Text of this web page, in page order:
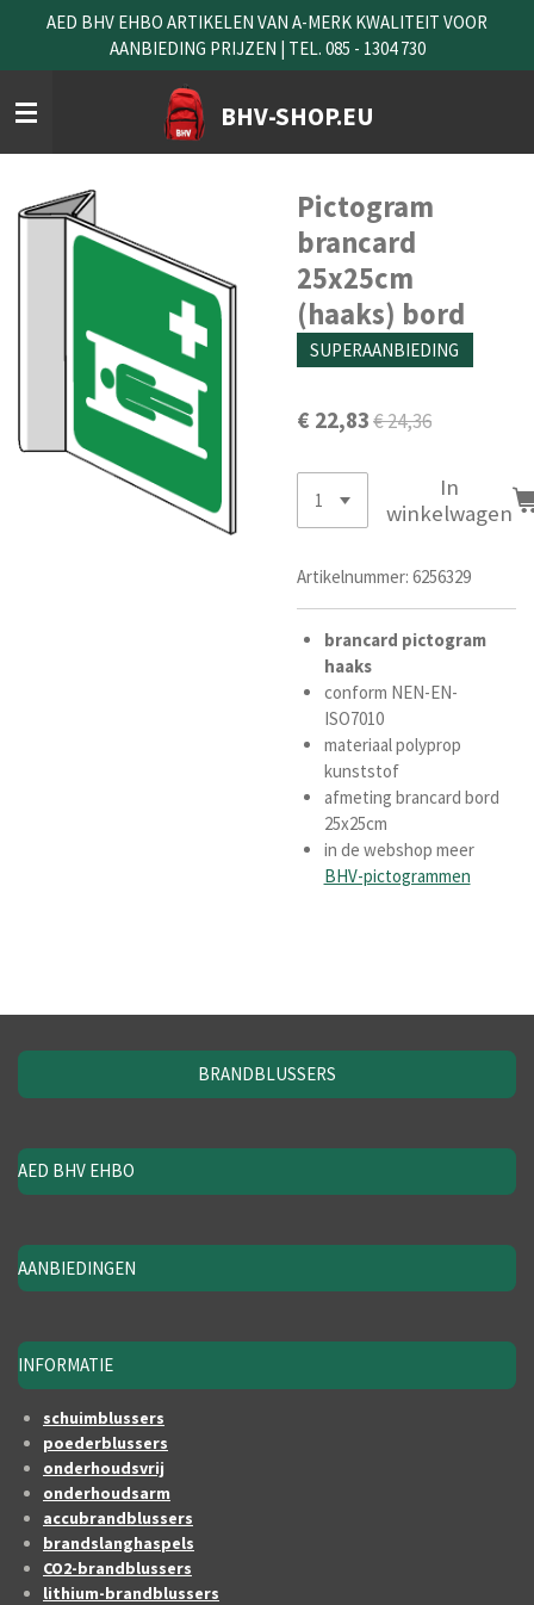
naar
de
hoofdinhoud
BHV-SHOP.EU
AED BHV EHBO ARTIKELEN VAN A-MERK KWALITEIT VOOR
AANBIEDING PRIJZEN | TEL. 085 - 1304 730
Pictogram
brancard
25x25cm
(haaks) bord
SUPERAANBIEDING
€ 22,83€ 24,36
In
winkelwagen
Artikelnummer: 6256329
brancard pictogram
haaks
conform NEN-EN-
ISO7010
materiaal polyprop
kunststof
afmeting brancard bord
25x25cm
in de webshop meer
BHV-pictogrammen
BRANDBLUSSERS
AED BHV EHBO
AANBIEDINGEN
INFORMATIE
schuimblussers
poederblussers
onderhoudsvrij
onderhoudsarm
accubrandblussers
brandslanghaspels
CO2-brandblussers
lithium-brandblussers